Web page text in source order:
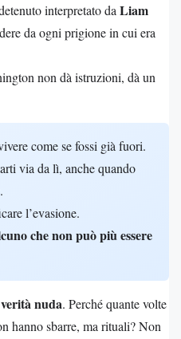
interpretato da Liam
da ogni prigione in cui era
non dà istruzioni, dà un
come se fossi già fuori.
via da lì, anche quando
l’evasione.
che non può più essere
nuda. Perché quante volte
hanno sbarre, ma rituali? Non